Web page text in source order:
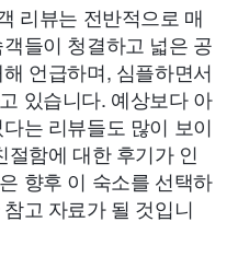
리뷰는 전반적으로 매
들이 청결하고 넓은 공
언급하며, 심플하면서
있습니다. 예상보다 아
는 리뷰들도 많이 보이
절함에 대한 후기가 인
향후 이 숙소를 선택하
고 자료가 될 것입니